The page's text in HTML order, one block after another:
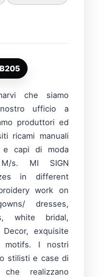
che siamo
ufficio a
produttori ed
ricami manuali
e capi di moda
s. MI SIGN
in different
work on
dresses,
white bridal,
exquisite
motifs. I nostri
stilisti e case di
realizzano